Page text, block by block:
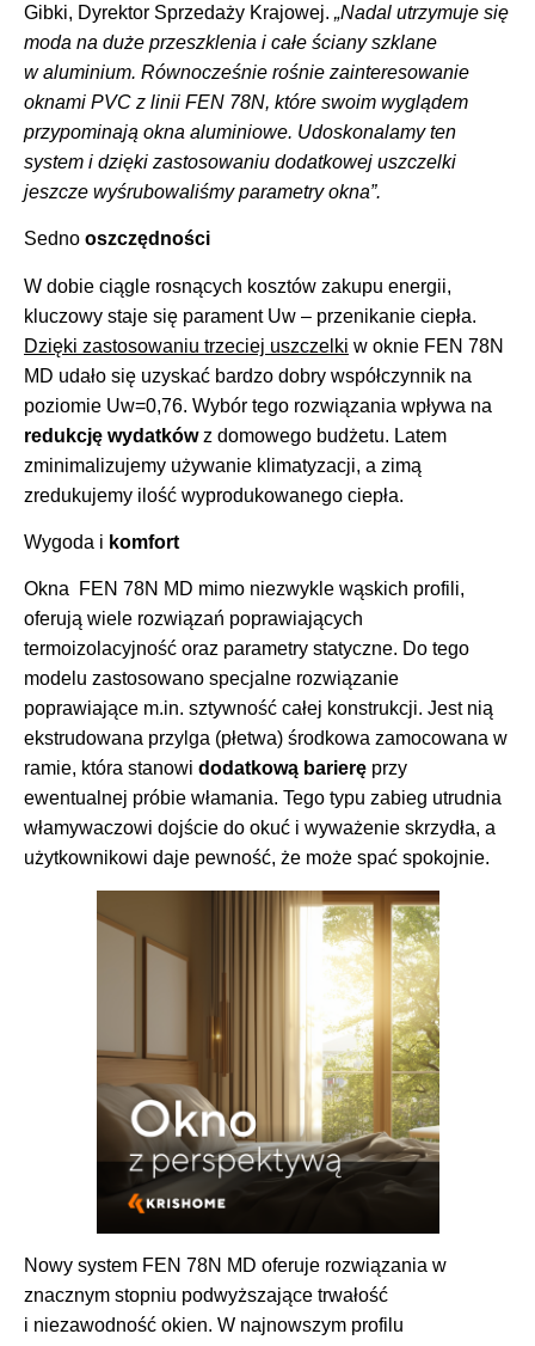
Gibki, Dyrektor Sprzedaży Krajowej. „Nadal utrzymuje się
moda na duże przeszklenia i całe ściany szklane
w aluminium. Równocześnie rośnie zainteresowanie
oknami PVC z linii FEN 78N, które swoim wyglądem
przypominają okna aluminiowe. Udoskonalamy ten
system i dzięki zastosowaniu dodatkowej uszczelki
jeszcze wyśrubowaliśmy parametry okna”.
Sedno oszczędności
W dobie ciągle rosnących kosztów zakupu energii,
kluczowy staje się parament Uw – przenikanie ciepła.
Dzięki zastosowaniu trzeciej uszczelki w oknie FEN 78N
MD udało się uzyskać bardzo dobry współczynnik na
poziomie Uw=0,76. Wybór tego rozwiązania wpływa na
redukcję wydatkówz domowego budżetu. Latem
zminimalizujemy używanie klimatyzacji, a zimą
zredukujemy ilość wyprodukowanego ciepła.
Wygoda i komfort
Okna FEN 78N MD mimo niezwykle wąskich profili,
oferują wiele rozwiązań poprawiających
termoizolacyjność oraz parametry statyczne. Do tego
modelu zastosowano specjalne rozwiązanie
poprawiające m.in. sztywność całej konstrukcji. Jest nią
ekstrudowana przylga (płetwa) środkowa zamocowana w
ramie, która stanowi dodatkową barierę przy
ewentualnej próbie włamania. Tego typu zabieg utrudnia
włamywaczowi dojście do okuć i wyważenie skrzydła, a
użytkownikowi daje pewność, że może spać spokojnie.
Nowy system FEN 78N MD oferuje rozwiązania w
znacznym stopniu podwyższające trwałość
i niezawodność okien. W najnowszym profilu